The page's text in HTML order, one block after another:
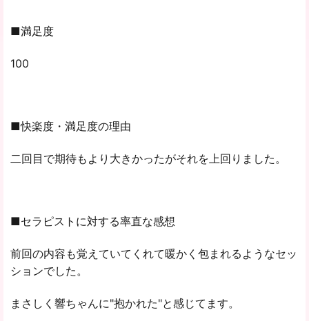
■満足度
100
■快楽度・満足度の理由
二回目で期待もより大きかったがそれを上回りました。
■セラピストに対する率直な感想
前回の内容も覚えていてくれて暖かく包まれるようなセッ
ションでした。
まさしく響ちゃんに"抱かれた"と感じてます。